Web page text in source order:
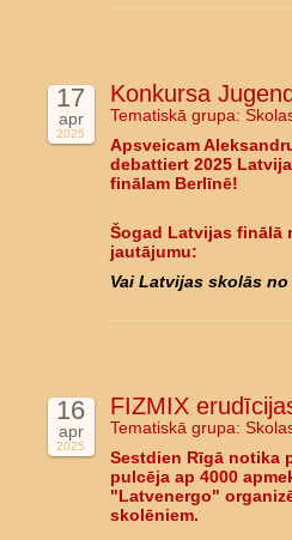
17
apr
2025
Konkursa
Tematiskā grupa:
Apsveicam
debattiert 2025
finālam Berlīnē!
Šogad Latvijas finālā
jautājumu:
Vai Latvijas skolās
16
apr
2025
FIZMIX
Tematiskā grupa:
Sestdien Rīgā notika
pulcēja ap 4000
"Latvenergo"
skolēniem.